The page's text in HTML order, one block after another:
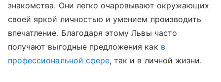
знакомства. Они легко очаровывают окружающих
своей яркой личностью и умением производить
впечатление. Благодаря этому Львы часто
получают выгодные предложения как в
профессиональной сфере, так и в личной жизни.